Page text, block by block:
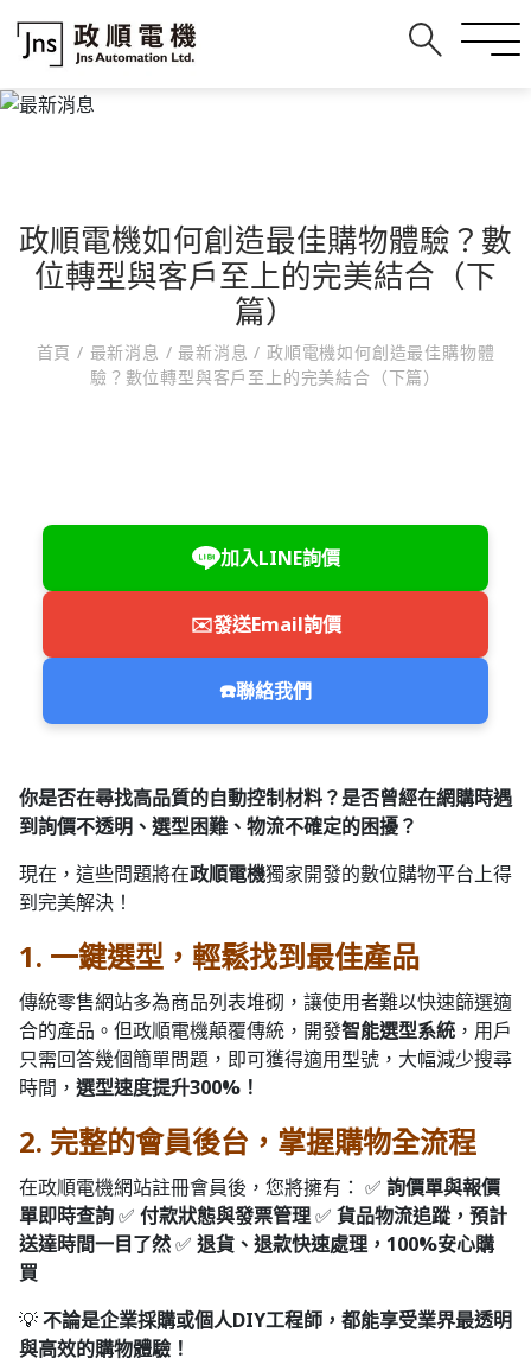
政順電機如何創造最佳購物體驗？數
位轉型與客戶至上的完美結合（下
篇）
首頁/ 最新消息 / 最新消息/ 政順電機如何創造最佳購物體
驗？數位轉型與客戶至上的完美結合（下篇）
加入LINE詢價
✉️發送Email詢價
☎️聯絡我們
你是否在尋找高品質的自動控制材料？是否曾經在網購時遇
到詢價不透明、選型困難、物流不確定的困擾？
現在，這些問題將在政順電機獨家開發的數位購物平台上得
到完美解決！
1. 一鍵選型，輕鬆找到最佳產品
傳統零售網站多為商品列表堆砌，讓使用者難以快速篩選適
合的產品。但政順電機顛覆傳統，開發智能選型系統 ，用戶
只需回答幾個簡單問題，即可獲得適用型號，大幅減少搜尋
時間， 選型速度提升300%！
2. 完整的會員後台，掌握購物全流程
在政順電機網站註冊會員後，您將擁有： ✅ 詢價單與報價
單即時查詢✅ 付款狀態與發票管理✅ 貨品物流追蹤，預計
送達時間一目了然✅ 退貨、退款快速處理，100%安心購
買
💡不論是企業採購或個人DIY工程師，都能享受業界最透明
與高效的購物體驗！